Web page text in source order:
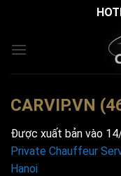
nội
CARVIP.VN
Được xuất bản vào
Private Chauffeur
Hanoi